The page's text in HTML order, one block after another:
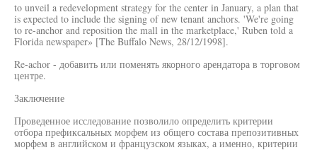
to unveil a redevelopment strategy for the center in January, a plan that
is expected to include the signing of new tenant anchors. 'We're going
to re-anchor and reposition the mall in the marketplace,' Ruben told a
Florida newspaper» [The Buffalo News, 28/12/1998].
Re-achor - добавить или поменять якорного арендатора в торговом
центре.
Заключение
Проведенное исследование позволило определить критерии
отбора префиксальных морфем из общего состава препозитивных
морфем в английском и французском языках, а именно, критерии